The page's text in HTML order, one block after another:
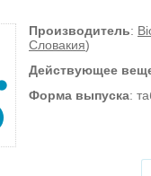
Производитель:
Словакия)
Действующее
Форма выпуска: